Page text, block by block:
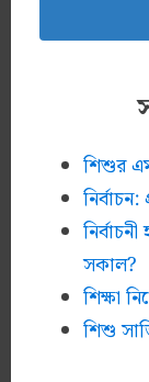
শিশুর
সকাল?
শিক্ষা
শিশু